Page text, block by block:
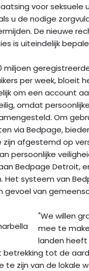
voor
u de nodige
De nieuwe
is uiteindelijk
miljoen
per week, bloeit
om een ​​account
omdat
Om
via Bedpage,
afgestemd op
persoonlijke
Bedpage Detroit,
Het systeem van
gevoel van
"We willen
mee te
landen heeft
tot de
te zijn van de lokale